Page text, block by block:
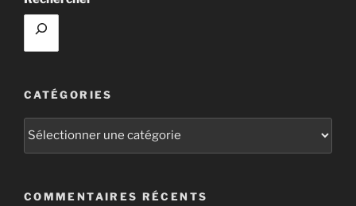
CATÉGORIES
COMMENTAIRES RÉCENTS